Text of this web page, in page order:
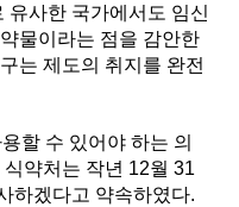
유사한 국가에서도 임신
물이라는 점을 감안한
는 제도의 취지를 완전
할 수 있어야 하는 의
약처는 작년 12월 31
하겠다고 약속하였다.